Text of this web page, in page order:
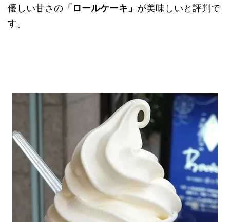
優しい甘さの 「ロールケーキ」 が美味しいと評判で
す。